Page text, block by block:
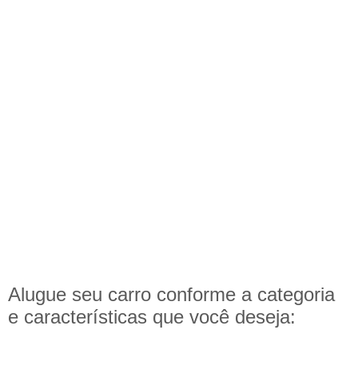
Alugue seu carro conforme a categoria
e características que você deseja: